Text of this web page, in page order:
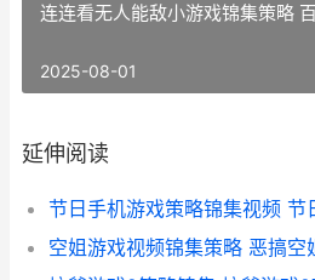
连连看无人能敌小游戏锦集策略
2025-08-01
延伸阅读
节日手机游戏策略锦集视频 节
空姐游戏视频锦集策略 恶搞空